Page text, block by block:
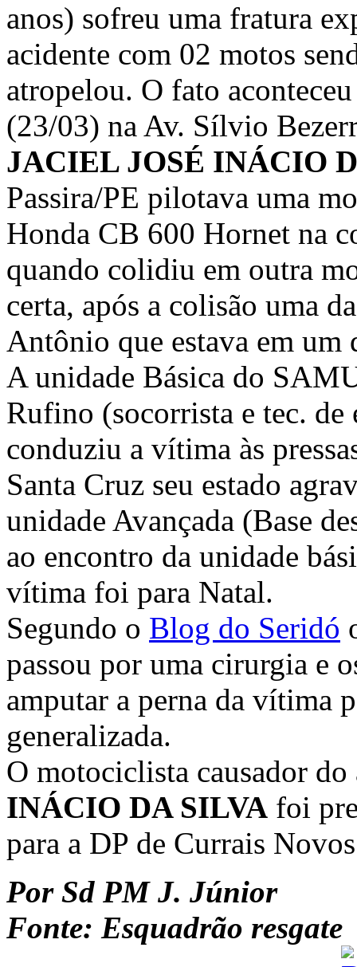
anos) sofreu uma fratura
acidente com 02 motos
atropelou. O fato
(23/03) na Av. Sílvio
JACIEL JOSÉ INÁCIO
Passira/PE pilotava uma
Honda CB 600 Hornet na
quando colidiu em outra
certa, após a colisão uma
Antônio que estava em
A unidade Básica do
Rufino (socorrista e tec.
conduziu a vítima às
Santa Cruz seu estado
unidade Avançada (Base
ao encontro da unidade
vítima foi para Natal.
Segundo o Blog do Seridó
passou por uma cirurgia e
amputar a perna da vítima
generalizada.
O motociclista causador
INÁCIO DA SILVA foi
para a DP de Currais
Por Sd PM J. Júnior
Fonte: Esquadrão resgate